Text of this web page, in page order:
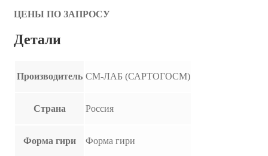
ЦЕНЫ ПО ЗАПРОСУ
Детали
Производитель СМ-ЛАБ (САРТОГОСМ)
Страна Россия
Форма гири Форма гири